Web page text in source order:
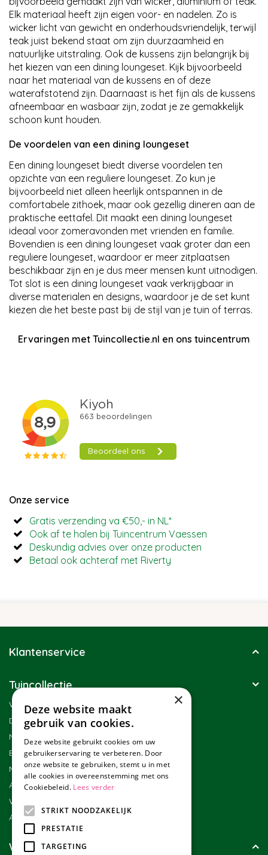
Elk materiaal heeft zijn eigen voor- en nadelen. Zo is
wicker licht van gewicht en onderhoudsvriendelijk, terwijl
teak juist bekend staat om zijn duurzaamheid en
natuurlijke uitstraling. Ook de kussens zijn belangrijk bij
het kiezen van een dining loungeset. Kijk bijvoorbeeld
naar het materiaal van de kussens en of deze
waterafstotend zijn. Daarnaast is het fijn als de kussens
afneembaar en wasbaar zijn, zodat je ze gemakkelijk
schoon kunt houden.
De voordelen van een dining loungeset
Een dining loungeset biedt diverse voordelen ten
opzichte van een reguliere loungeset. Zo kun je
bijvoorbeeld niet alleen heerlijk ontspannen in de
comfortabele zithoek, maar ook gezellig dineren aan de
praktische eettafel. Dit maakt een dining loungeset
ideaal voor zomeravonden met vrienden en familie.
Bovendien is een dining loungeset vaak groter dan een
reguliere loungeset, waardoor er meer zitplaatsen
beschikbaar zijn en je dus meer mensen kunt uitnodigen.
Tot slot is een dining loungeset vaak verkrijgbaar in
diverse materialen en designs, waardoor je de set kunt
kiezen die het beste past bij de stijl van je tuin of terras.
Ervaringen met Tuincollectie.nl en ons tuincentrum
Onze service
Gratis verzending va €50,- in NL*
Ook af te halen bij Tuincentrum Vaessen
Deskundig advies over onze producten
Betaal ook achteraf met Riverty
Klantenservice
Tuincollectie
Winkel
Duurzaamheid
Nieuwsbrief
Blog
Merken
Assortiment
Werken bij Tuincollectie
Affiliate marketing
Wie zijn wij?
×
Deze website maakt
gebruik van cookies.
Deze website gebruikt cookies om uw
gebruikerservaring te verbeteren. Door
onze website te gebruiken, stemt u in met
alle cookies in overeenstemming met ons
Cookiebeleid. Lees verder
STRIKT NOODZAKELIJK
PRESTATIE
TARGETING